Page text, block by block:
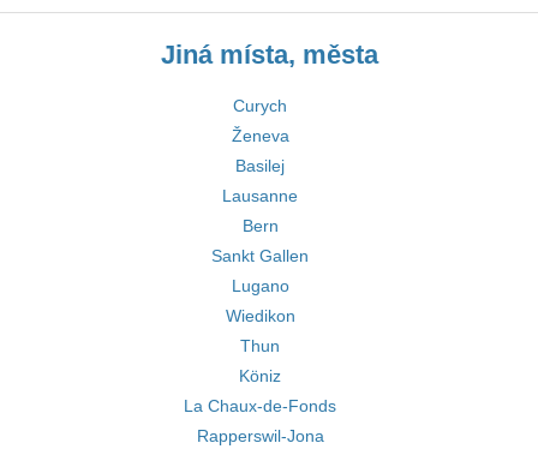
Jiná místa, města
Curych
Ženeva
Basilej
Lausanne
Bern
Sankt Gallen
Lugano
Wiedikon
Thun
Köniz
La Chaux-de-Fonds
Rapperswil-Jona